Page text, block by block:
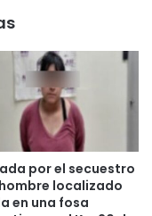
por el secuestro
localizado
en una fosa